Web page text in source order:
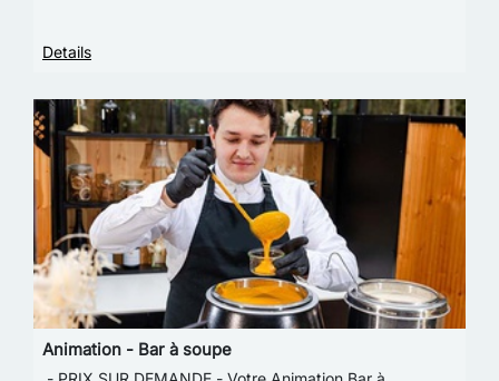
Details
Animation - Bar à soupe